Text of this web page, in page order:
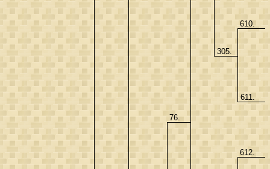
76.
305.
610.
611.
612.